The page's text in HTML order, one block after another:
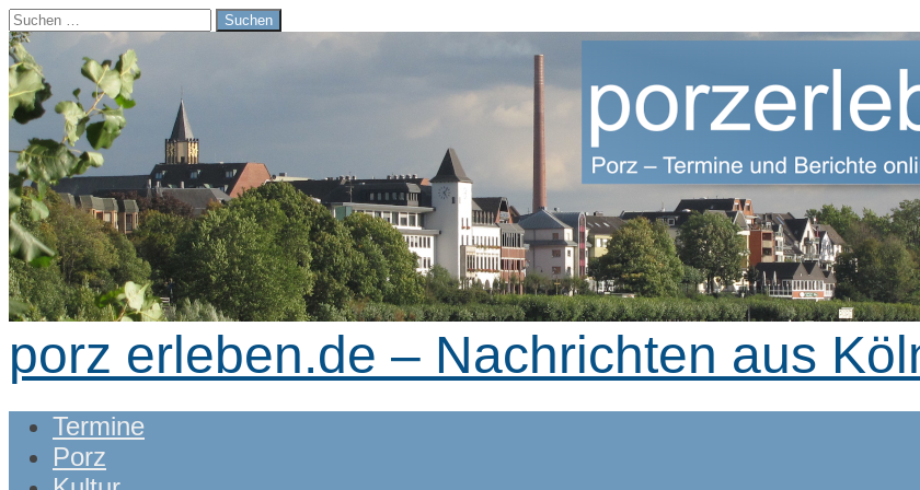
Suchen
nach:
porz erleben.de – Nachrichten aus
Main
menu
SkipTermine
Porz